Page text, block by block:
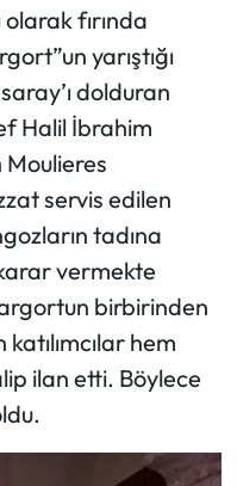
fırında
yarıştığı
dolduran
Halil İbrahim
Moulieres
servis edilen
tadına
vermekte
birbirinden
hem
ilan etti. Böylece